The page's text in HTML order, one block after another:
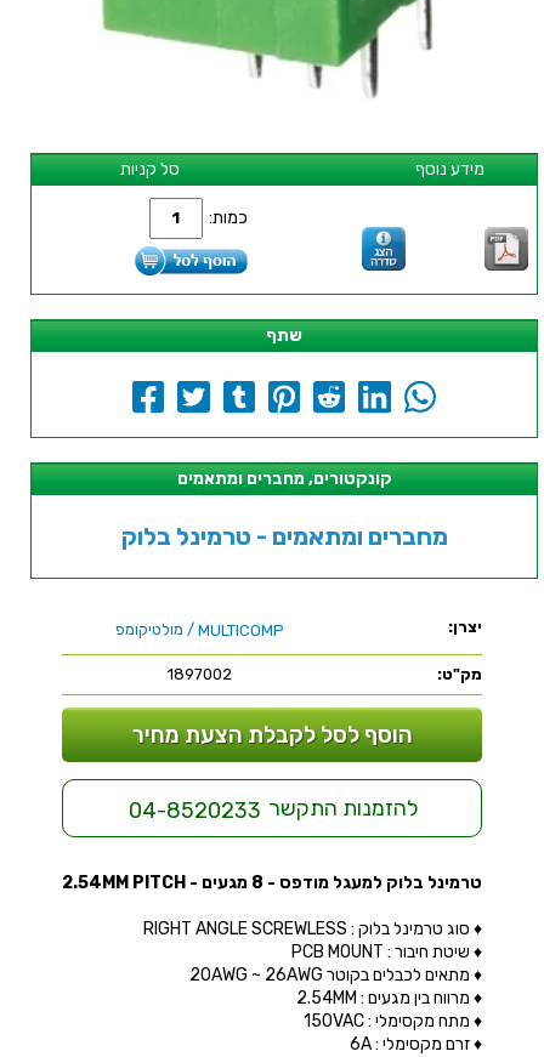
סל קניות מידע נוסף
כמות:
שתף
קונקטורים, מחברים ומתאמים
מחברים ומתאמים - טרמינל בלוק
יצרן: MULTICOMP / מולטיקומפ
מק"ט: 1897002
הוסף לסל לקבלת הצעת מחיר
להזמנות התקשר 04-8520233
טרמינל בלוק למעגל מודפס - 8 מגעים - 2.54MM PITCH
♦ סוג טרמינל בלוק : RIGHT ANGLE SCREWLESS
♦ שיטת חיבור : PCB MOUNT
♦ מתאים לכבלים בקוטר 20AWG ~ 26AWG
♦ מרווח בין מגעים : 2.54MM
♦ מתח מקסימלי : 150VAC
♦ זרם מקסימלי : 6A